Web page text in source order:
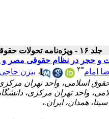
جلد ۱۶ - ویژه‌نامه تحولات حقوقی
و حجر در نظام حقوقی مصر و
امام*۲ ، بیژن